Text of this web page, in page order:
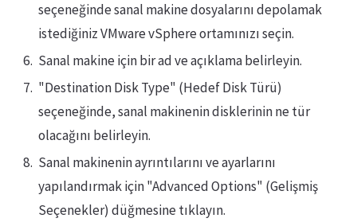
seçeneğinde sanal makine dosyalarını depolamak
istediğiniz VMware vSphere ortamınızı seçin.
Sanal makine için bir ad ve açıklama belirleyin.
"Destination Disk Type" (Hedef Disk Türü)
seçeneğinde, sanal makinenin disklerinin ne tür
olacağını belirleyin.
Sanal makinenin ayrıntılarını ve ayarlarını
yapılandırmak için "Advanced Options" (Gelişmiş
Seçenekler) düğmesine tıklayın.